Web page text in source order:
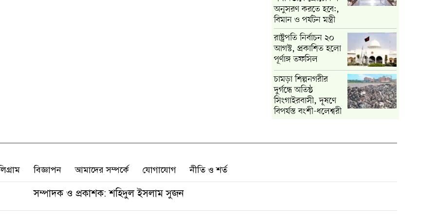
অনুসরণ করতে হবে:,
বিমান ও পর্যটন মন্ত্রী
রাষ্ট্রপতি নির্বাচন ২০
আগস্ট, প্রকাশিত হলো
পূর্ণাঙ্গ তফসিল
চামড়া শিল্পনগরীর
দুর্গন্ধে অতিষ্ঠ
সিংগাইরবাসী, দূষণে
বিপর্যস্ত বংশী-ধলেশ্বরী
বিজ্ঞাপন আমাদের সম্পর্কে যোগাযোগ নীতি ও শর্ত
সম্পাদক ও প্রকাশক: শহিদুল ইসলাম সুজন